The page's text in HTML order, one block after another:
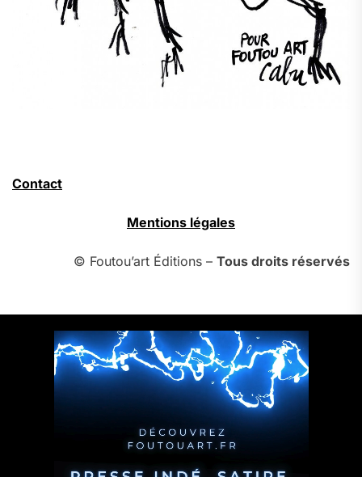
Contact
Mentions légales
© Foutou’art Éditions – Tous droits réservés